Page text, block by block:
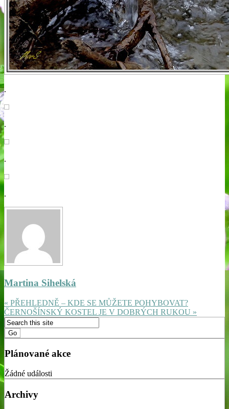
.
.
.
.
Martina Sihelská
« PŘEHLEDNĚ – KDE SE MŮŽETE POHYBOVAT?
ČERNOŠÍNSKÝ KOSTEL JE V DOBRÝCH RUKOU »
Plánované akce
Žádné události
Archivy